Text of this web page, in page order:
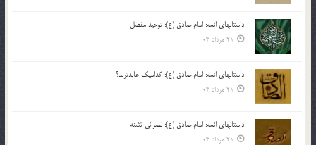
داستانهای ائمه: امام صادق (ع): توحید مفضل
21 مرداد 03
داستانهای ائمه: امام صادق (ع): کدامیک عابدترند؟
21 مرداد 03
داستانهای ائمه: امام صادق (ع): نصرانی تشنه
21 مرداد 03